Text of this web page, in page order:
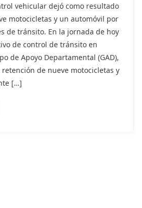
vehicular dejó como resultado
motocicletas y un automóvil por
de tránsito. En la jornada de hoy
de control de tránsito en
de Apoyo Departamental (GAD),
de nueve motocicletas y
[…]